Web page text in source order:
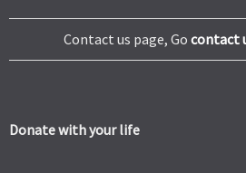
Contact us page, Go contact
Donate with your life